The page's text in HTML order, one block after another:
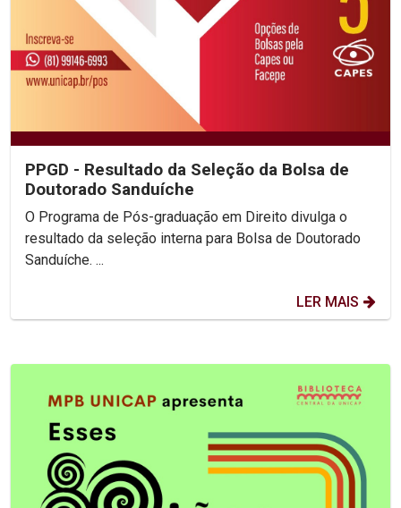
PPGD - Resultado da Seleção da Bolsa de
Doutorado Sanduíche
O Programa de Pós-graduação em Direito divulga o
resultado da seleção interna para Bolsa de Doutorado
Sanduíche. ...
LER MAIS